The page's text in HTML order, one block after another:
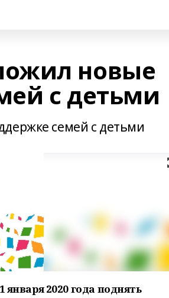
новые
с детьми
семей с детьми
2020 года поднять